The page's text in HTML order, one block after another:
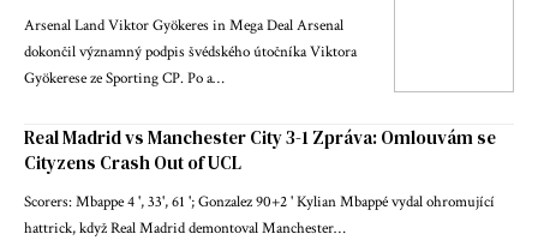
Arsenal Land Viktor Gyökeres in Mega Deal Arsenal
dokončil významný podpis švédského útočníka Viktora
Gyökerese ze Sporting CP. Po a…
Real Madrid vs Manchester City 3-1 Zpráva: Omlouvám se
Cityzens Crash Out of UCL
Scorers: Mbappe 4 ', 33', 61 '; Gonzalez 90+2 ' Kylian Mbappé vydal ohromující
hattrick, když Real Madrid demontoval Manchester…